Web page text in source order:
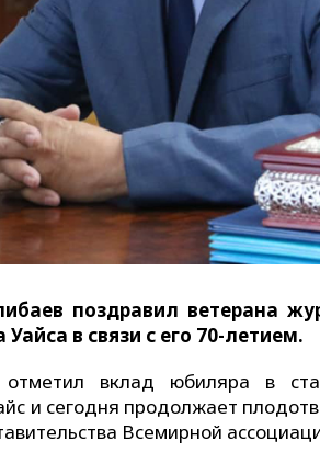
поздравил ветерана
в связи с его 70-летием.
отметил вклад юбиляра в
и сегодня продолжает
Всемирной